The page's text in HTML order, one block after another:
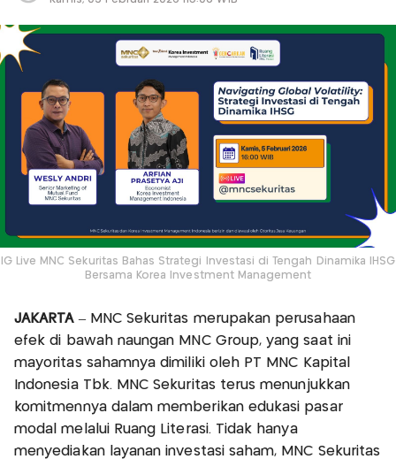
IG Live MNC Sekuritas Bahas Strategi Investasi di Tengah Dinamika IHSG
Bersama Korea Investment Management
JAKARTA– MNC Sekuritas merupakan perusahaan
efek di bawah naungan MNC Group, yang saat ini
mayoritas sahamnya dimiliki oleh PT MNC Kapital
Indonesia Tbk. MNC Sekuritas terus menunjukkan
komitmennya dalam memberikan edukasi pasar
modal melalui Ruang Literasi. Tidak hanya
menyediakan layanan investasi saham, MNC Sekuritas